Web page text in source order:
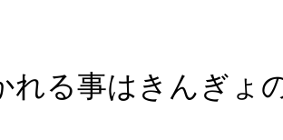
れる事はきんぎょ